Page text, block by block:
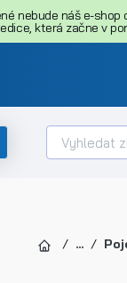
nebude náš e-
která začne v
...